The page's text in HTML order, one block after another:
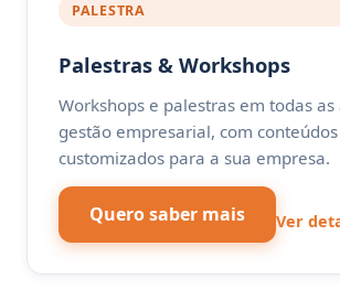
PALESTRA
Palestras & Workshops
Workshops e palestras em todas as
gestão empresarial, com conteúdos
customizados para a sua empresa.
Quero saber mais Ver